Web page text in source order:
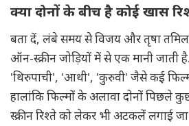
क्या दोनों के बीच है कोई खास
बता दें, लंबे समय से विजय और तृषा तमिल
ऑन-स्क्रीन जोड़ियों में से एक मानी जाती
'थिरुपाची', 'आथी', 'कुरुवी' जैसे कई
हालांकि फिल्मों के अलावा दोनों पिछले
स्क्रीन रिश्ते को लेकर भी अटकलें लगाई